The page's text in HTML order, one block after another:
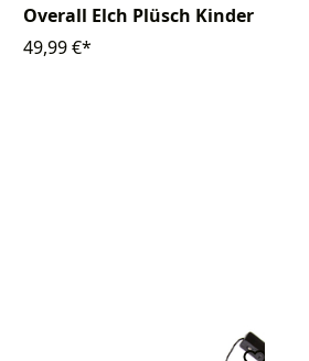
Overall Elch Plüsch Kinder
49,99 €*